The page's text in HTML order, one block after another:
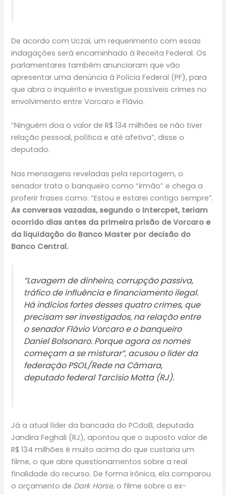
De acordo com Uczai, um requerimento com essas
indagações será encaminhado à Receita Federal. Os
parlamentares também anunciaram que vão
apresentar uma denúncia à Polícia Federal (PF), para
que abra o inquérito e investigue possíveis crimes no
envolvimento entre Vorcaro e Flávio.
“Ninguém doa o valor de R$ 134 milhões se não tiver
relação pessoal, política e até afetiva”, disse o
deputado.
Nas mensagens reveladas pela reportagem, o
senador trata o banqueiro como “irmão” e chega a
proferir frases como: “Estou e estarei contigo sempre”.
As conversas vazadas, segundo o Intercpet, teriam
ocorrido dias antes da primeira prisão de Vorcaro e
da liquidação do Banco Master por decisão do
Banco Central.
“Lavagem de dinheiro, corrupção passiva,
tráfico de influência e financiamento ilegal.
Há indícios fortes desses quatro crimes, que
precisam ser investigados, na relação entre
o senador Flávio Vorcaro e o banqueiro
Daniel Bolsonaro. Porque agora os nomes
começam a se misturar”, acusou o líder da
federação PSOL/Rede na Câmara,
deputado federal Tarcísio Motta (RJ).
Já a atual líder da bancada do PCdoB, deputada
Jandira Feghali (RJ), apontou que o suposto valor de
R$ 134 milhões é muito acima do que custaria um
filme, o que abre questionamentos sobre a real
finalidade do recurso. De forma irônica, ela comparou
o orçamento de Dark Horse, o filme sobre o ex-